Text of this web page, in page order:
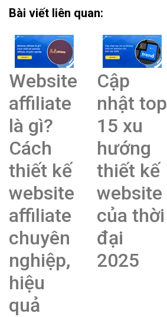
Bài viết liên quan:
Website
affiliate
là gì?
Cách
thiết kế
website
affiliate
chuyên
nghiệp,
hiệu
quả
Cập
nhật top
15 xu
hướng
thiết kế
website
của thời
đại
2025